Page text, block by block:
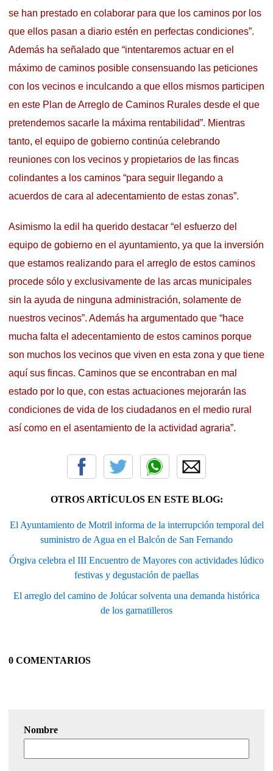
se han prestado en colaborar para que los caminos por los
que ellos pasan a diario estén en perfectas condiciones”.
Además ha señalado que “intentaremos actuar en el
máximo de caminos posible consensuando las peticiones
con los vecinos e inculcando a que ellos mismos participen
en este Plan de Arreglo de Caminos Rurales desde el que
pretendemos sacarle la máxima rentabilidad”. Mientras
tanto, el equipo de gobierno continúa celebrando
reuniones con los vecinos y propietarios de las fincas
colindantes a los caminos “para seguir llegando a
acuerdos de cara al adecentamiento de estas zonas”.
Asimismo la edil ha querido destacar “el esfuerzo del
equipo de gobierno en el ayuntamiento, ya que la inversión
que estamos realizando para el arreglo de estos caminos
procede sólo y exclusivamente de las arcas municipales
sin la ayuda de ninguna administración, solamente de
nuestros vecinos”. Además ha argumentado que “hace
mucha falta el adecentamiento de estos caminos porque
son muchos los vecinos que viven en esta zona y que tiene
aquí sus fincas. Caminos que se encontraban en mal
estado por lo que, con estas actuaciones mejorarán las
condiciones de vida de los ciudadanos en el medio rural
así como en el asentamiento de la actividad agraria”.
OTROS ARTÍCULOS EN ESTE BLOG:
El Ayuntamiento de Motril informa de la interrupción temporal del
suministro de Agua en el Balcón de San Fernando
Órgiva celebra el III Encuentro de Mayores con actividades lúdico
festivas y degustación de paellas
El arreglo del camino de Jolúcar solventa una demanda histórica
de los garnatilleros
0 COMENTARIOS
Nombre